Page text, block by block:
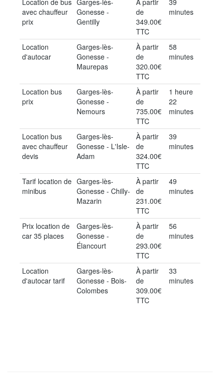
Location de bus
avec chauffeur
prix
Garges-lès-
Gonesse -
Gentilly
À partir
de
349.00€
TTC
39
minutes
Location
d'autocar
Garges-lès-
Gonesse -
Maurepas
À partir
de
320.00€
TTC
58
minutes
Location bus
prix
Garges-lès-
Gonesse -
Nemours
À partir
de
735.00€
TTC
1 heure
22
minutes
Location bus
avec chauffeur
devis
Garges-lès-
Gonesse - L'Isle-
Adam
À partir
de
324.00€
TTC
39
minutes
Tarif location de
minibus
Garges-lès-
Gonesse - Chilly-
Mazarin
À partir
de
231.00€
TTC
49
minutes
Prix location de
car 35 places
Garges-lès-
Gonesse -
Élancourt
À partir
de
293.00€
TTC
56
minutes
Location
d'autocar tarif
Garges-lès-
Gonesse - Bois-
Colombes
À partir
de
309.00€
TTC
33
minutes